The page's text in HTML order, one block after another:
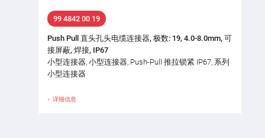
99 4842 00 19
Push Pull 直头孔头电缆连接器, 极数: 19, 4.0-8.0mm, 可
接屏蔽, 焊接, IP67
小型连接器, 小型连接器, Push-Pull 推拉锁紧 IP67, 系列
小型连接器
详细信息